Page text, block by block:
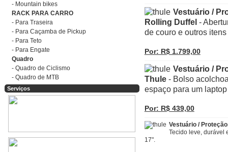
- Mountain bikes
RACK PARA CARRO
- Para Traseira
- Para Caçamba de Pickup
- Para Teto
- Para Engate
Quadro
- Quadro de Ciclismo
- Quadro de MTB
Serviços
Vestuário /
Rolling Duffel -
de couro e outros
Por: R$ 1.799,00
Vestuário /
Thule- Bolso
espaço para um
Por: R$ 439,00
Vestuário /
Tecido leve, durável
17".